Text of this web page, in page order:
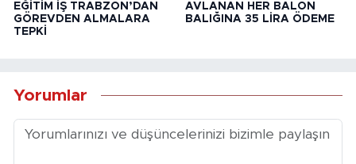
EĞİTİM İŞ TRABZON’DAN
GÖREVDEN ALMALARA
TEPKİ
AVLANAN HER BALON
BALIĞINA 35 LİRA ÖDEME
Yorumlar